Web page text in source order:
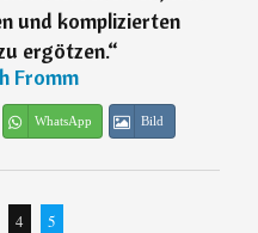
und komplizierten
ergötzen.“
Fromm
WhatsApp Bild
4 5